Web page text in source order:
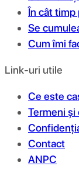
În cât timp
Se
Cum îmi
Link-uri utile
Ce este
Termeni și
Contact
ANPC